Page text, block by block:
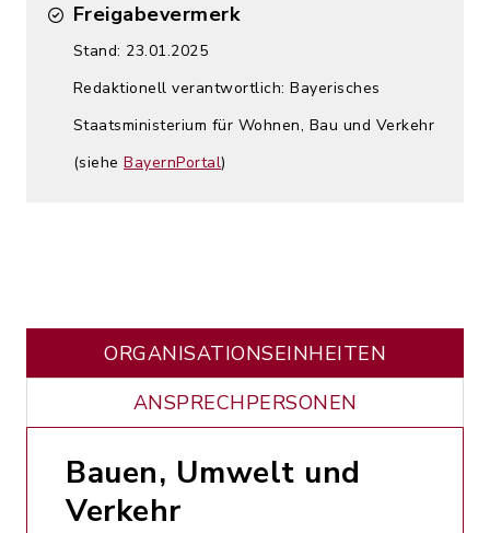
Freigabevermerk
Stand: 23.01.2025
Redaktionell verantwortlich: Bayerisches
Staatsministerium für Wohnen, Bau und Verkehr
(siehe BayernPortal)
ORGANISATIONS­EINHEITEN
ANSPRECHPERSONEN
Bauen, Umwelt und
Verkehr